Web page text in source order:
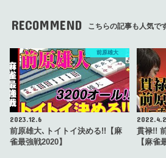
RECOMMEND こちらの記事も人気で
前原雄大
2023.12.6
前原雄大､トイトイ決める!!【麻
雀最強戦2020】
貫禄!!
【麻雀